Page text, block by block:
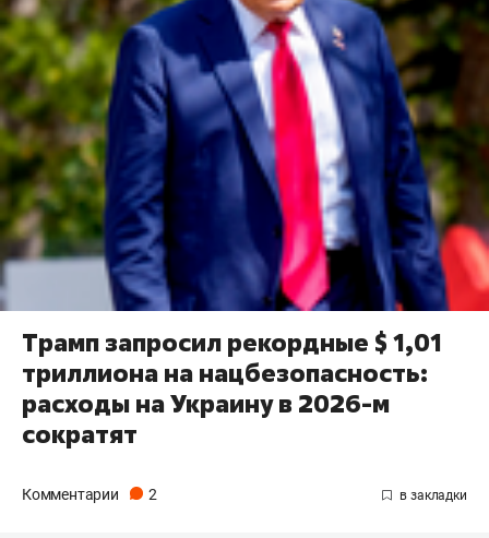
Трамп запросил рекордные $ 1,01
триллиона на нацбезопасность:
расходы на Украину в 2026-м
сократят
Комментарии 2